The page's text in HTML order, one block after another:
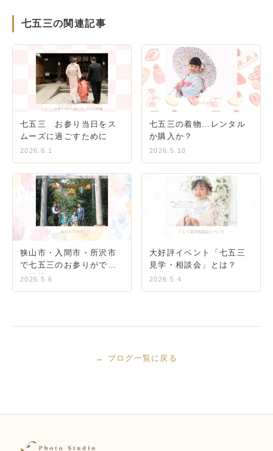
七五三の関連記事
七五三 お参り当日をス
ムーズに過ごすために
2026.6.1
七五三の着物…レンタル
か購入か？
2026.5.10
狭山市・入間市・所沢市
で七五三のお参りができ
る神社
2026.5.6
大好評イベント「七五三
見学・相談会」とは？
2026.5.4
← ブログ一覧に戻る